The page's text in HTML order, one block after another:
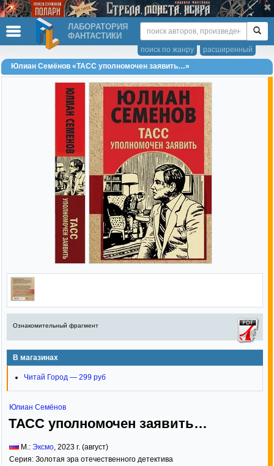
ЛАБОРАТОРИЯ
ФАНТАСТИКИ
расширенный
поиск по жанру
Юлиан Семёнов «ТАСС уполномочен заявить…»
Ознакомительный фрагмент
В магазинах
Читай Город — 299 руб
Юлиан Семёнов
ТАСС уполномочен заявить…
М.: Эксмо 2023 г. (август)
Серия: Золотая эра отечественного детектива